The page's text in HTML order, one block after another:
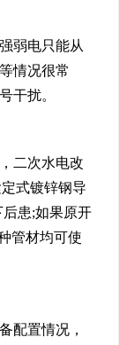
弱电只能从
情况很常
干扰。
二次水电改
式镀锌钢导
患;如果原开
管材均可使
配置情况，